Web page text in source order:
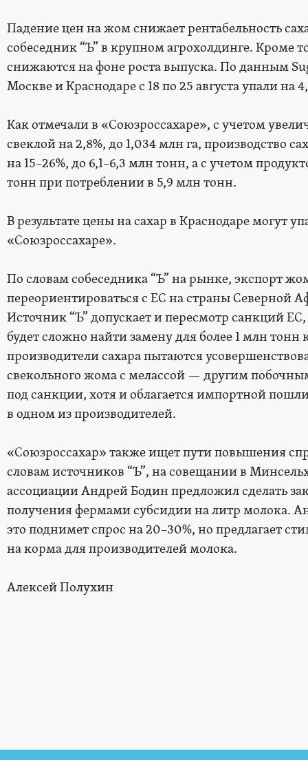
Падение цен на жом снижает рентабельность
собеседник “Ъ” в крупном агрохолдинге. Кроме
снижаются на фоне роста выпуска. По данным
Москве и Краснодаре с 18 по 25 августа упали на
Как отмечали в «Союзроссахаре», с учетом
свеклой на 2,8%, до 1,034 млн га, производство
на 15–26%, до 6,1–6,3 млн тонн, а с учетом
тонн при потреблении в 5,9 млн тонн.
В результате цены на сахар в Краснодаре могут
«Союзроссахаре».
По словам собеседника “Ъ” на рынке, экспорт
переориентироваться с ЕС на страны Северной
Источник “Ъ” допускает и пересмотр санкций
будет сложно найти замену для более 1 млн
производители сахара пытаются
свекольного жома с мелассой — другим
под санкции, хотя и облагается импортной
в одном из производителей.
«Союзроссахар» также ищет пути повышения
словам источников “Ъ”, на совещании в
ассоциации Андрей Бодин предложил сделать
получения фермами субсидии на литр молока.
это поднимет спрос на 20–30%, но предлагает
на корма для производителей молока.
Алексей Полухин